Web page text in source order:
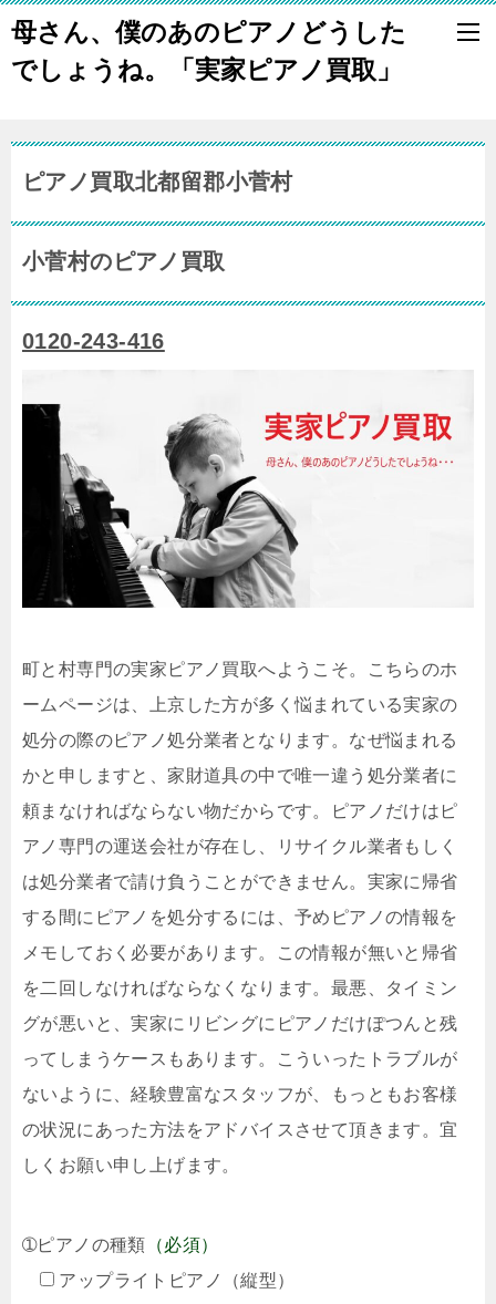
母さん、僕のあのピアノどうした
でしょうね。「実家ピアノ買取」
ピアノ買取北都留郡小菅村
小菅村のピアノ買取
0120-243-416
町と村専門の実家ピアノ買取へようこそ。こちらのホ
ームページは、上京した方が多く悩まれている実家の
処分の際のピアノ処分業者となります。なぜ悩まれる
かと申しますと、家財道具の中で唯一違う処分業者に
頼まなければならない物だからです。ピアノだけはピ
アノ専門の運送会社が存在し、リサイクル業者もしく
は処分業者で請け負うことができません。実家に帰省
する間にピアノを処分するには、予めピアノの情報を
メモしておく必要があります。この情報が無いと帰省
を二回しなければならなくなります。最悪、タイミン
グが悪いと、実家にリビングにピアノだけぽつんと残
ってしまうケースもあります。こういったトラブルが
ないように、経験豊富なスタッフが、もっともお客様
の状況にあった方法をアドバイスさせて頂きます。宜
しくお願い申し上げます。
➀ピアノの種類 （必須）
アップライトピアノ（縦型）